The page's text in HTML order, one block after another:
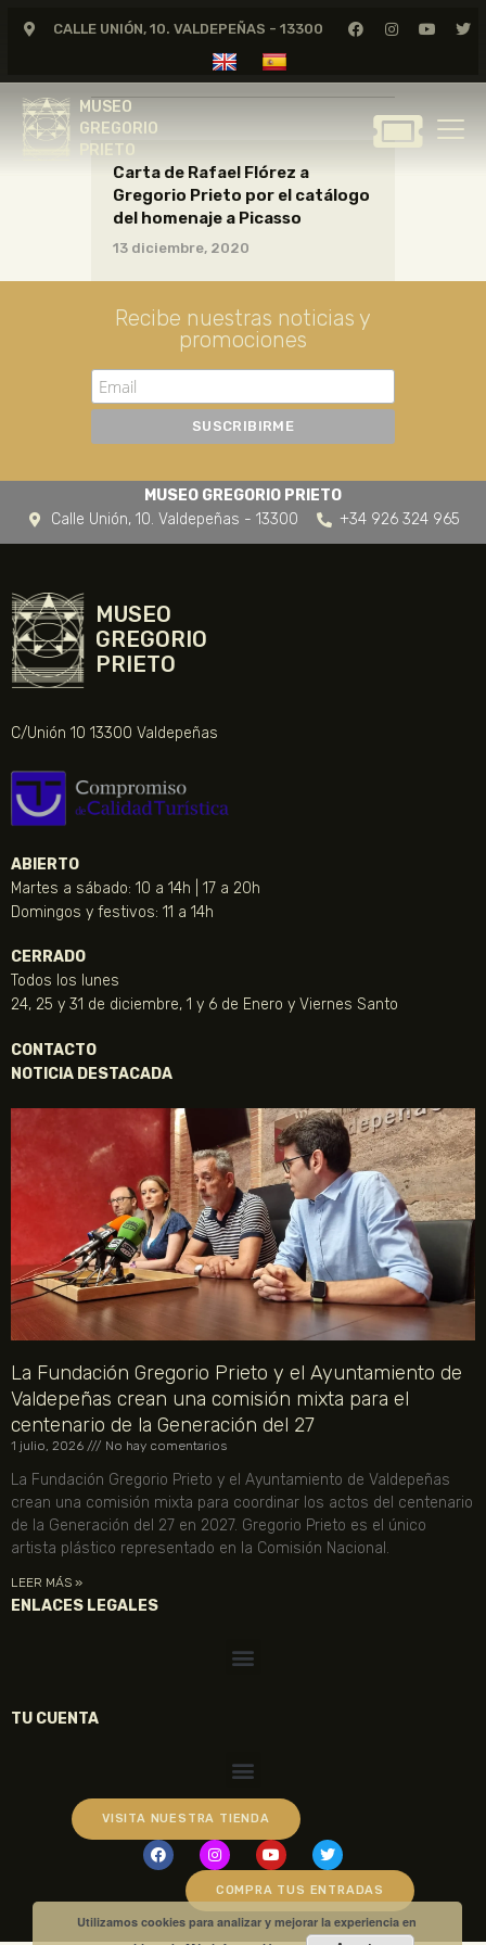
CALLE UNIÓN, 10. VALDEPEÑAS - 13300
MUSEO
GREGORIO
PRIETO
MUSEO
GREGORIO
GREGORIO PRIETO
MUSEO
ARCHIVO
CERTAMEN DE DIBUJO
FUNDACIÓN
NOTICIAS
Carta de Rafael Flórez a
Gregorio Prieto por el catálogo
del homenaje a Picasso
13 diciembre, 2020
Recibe nuestras noticias y
promociones
MUSEO GREGORIO PRIETO
Calle Unión, 10. Valdepeñas - 13300
+34 926 324 965
MUSEO
GREGORIO
PRIETO
C/Unión 10 13300 Valdepeñas
ABIERTO
Martes a sábado: 10 a 14h | 17 a 20h
Domingos y festivos: 11 a 14h
CERRADO
Todos los lunes
24, 25 y 31 de diciembre, 1 y 6 de Enero y Viernes Santo
CONTACTO
NOTICIA DESTACADA
La Fundación Gregorio Prieto y el Ayuntamiento de
Valdepeñas crean una comisión mixta para el
centenario de la Generación del 27
1 julio, 2026 No hay comentarios
La Fundación Gregorio Prieto y el Ayuntamiento de Valdepeñas
crean una comisión mixta para coordinar los actos del centenario
de la Generación del 27 en 2027. Gregorio Prieto es el único
artista plástico representado en la Comisión Nacional.
LEER MÁS »
ENLACES LEGALES
TU CUENTA
VISITA NUESTRA TIENDA
COMPRA TUS ENTRADAS
Utilizamos cookies para analizar y mejorar la experiencia en